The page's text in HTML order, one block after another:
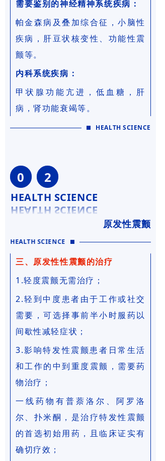
需要鉴别的神经精神系统疾病：
帕金森病及叠加综合征，小脑性
疾病，肝豆状核变性、功能性震
颤等。
内科系统疾病：
甲状腺功能亢进，低血糖，肝
病，肾功能衰竭等。
HEALTH SCIENCE
0 2
HEALTH SCIENCE
原发性震颤
HEALTH SCIENCE
三、原发性性震颤的治疗
1.轻度震颤无需治疗；
2.轻到中度患者由于工作或社交
需要，可选择事前半小时服药以
间歇性减轻症状；
3.影响特发性震颤患者日常生活
和工作的中到重度震颤，需要药
物治疗；
一线药物有普萘洛尔、阿罗洛
尔、扑米酮，是治疗特发性震颤
的首选初始用药，且临床证实有
确切疗效；